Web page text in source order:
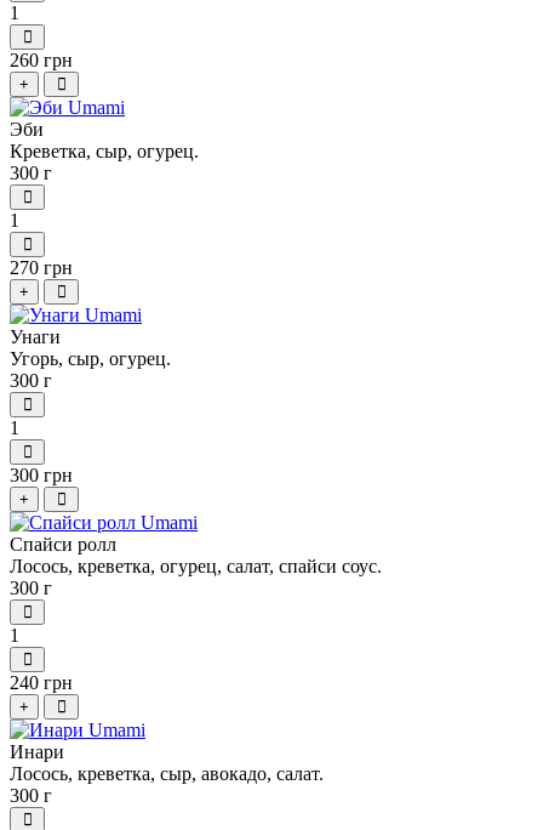
1
260 грн
+
Эби
Креветка, сыр, огурец.
300 г
1
270 грн
+
Унаги
Угорь, сыр, огурец.
300 г
1
300 грн
+
Спайси ролл
Лосось, креветка, огурец, салат, спайси соус.
300 г
1
240 грн
+
Инари
Лосось, креветка, сыр, авокадо, салат.
300 г